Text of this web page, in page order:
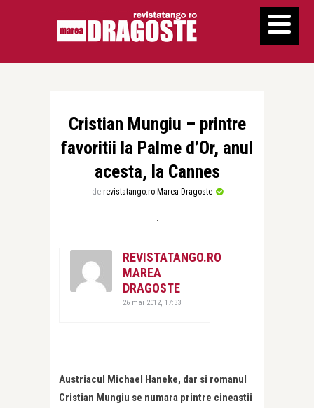
Cristian Mungiu – printre
favoritii la Palme d’Or, anul
acesta, la Cannes
de revistatango.ro Marea Dragoste
REVISTATANGO.RO
MAREA
DRAGOSTE
26 mai 2012, 17:33
Austriacul Michael Haneke, dar si romanul
Cristian Mungiu se numara printre cineastii